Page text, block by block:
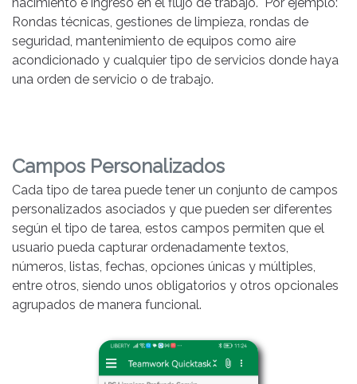
Rondas técnicas, gestiones de limpieza, rondas de
seguridad, mantenimiento de equipos como aire
acondicionado y cualquier tipo de servicios donde haya
una orden de servicio o de trabajo.
Campos Personalizados
Cada tipo de tarea puede tener un conjunto de campos
personalizados asociados y que pueden ser diferentes
según el tipo de tarea, estos campos permiten que el
usuario pueda capturar ordenadamente textos,
números, listas, fechas, opciones únicas y múltiples,
entre otros, siendo unos obligatorios y otros opcionales
agrupados de manera funcional.